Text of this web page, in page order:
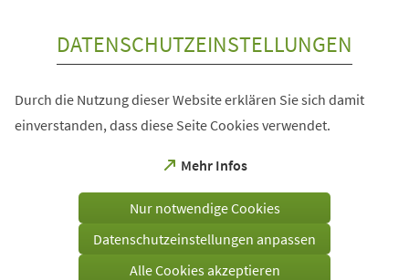
DATENSCHUTZEINSTELLUNGEN
Durch die Nutzung dieser Website erklären Sie sich damit
einverstanden, dass diese Seite Cookies verwendet.
Mehr Infos
(Öffnet
einem
Tab)
Nur notwendige Cookies
Datenschutzeinstellungen anpassen
Alle Cookies akzeptieren